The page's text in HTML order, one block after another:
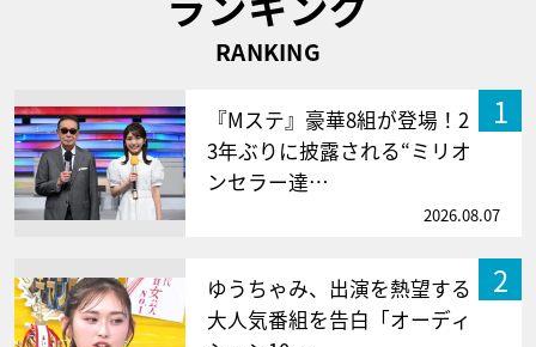
RANKING
1
『Mステ』豪華8組が登場！2
3年ぶりに披露される“ミリオ
ンセラー達…
2026.08.07
2
ゆうちゃみ、出演を熱望する
大人気番組を告白「オーディ